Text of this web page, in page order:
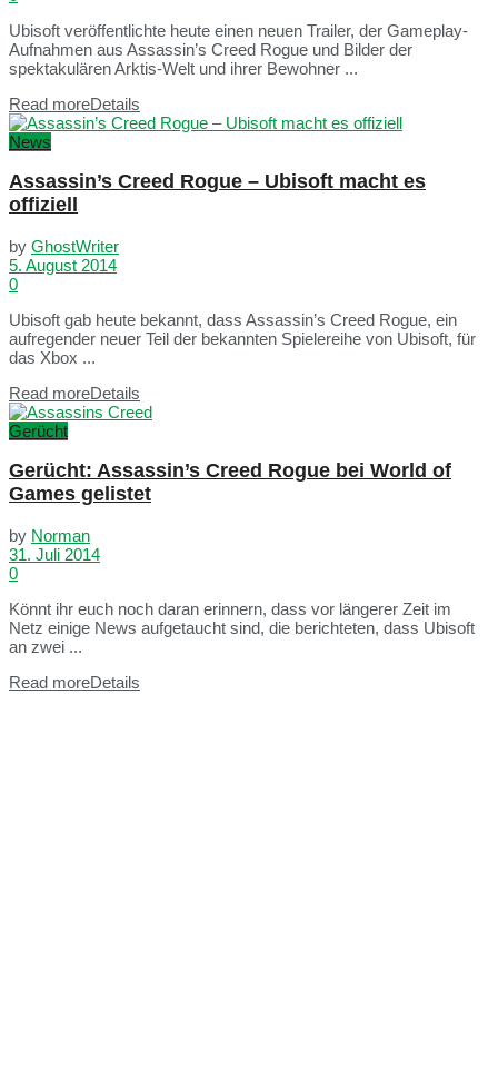
Ubisoft veröffentlichte heute einen neuen Trailer, der Gameplay-
Aufnahmen aus Assassin’s Creed Rogue und Bilder der
spektakulären Arktis-Welt und ihrer Bewohner ...
Read moreDetails
News
Assassin’s Creed Rogue – Ubisoft macht es
offiziell
by GhostWriter
5. August 2014
0
Ubisoft gab heute bekannt, dass Assassin’s Creed Rogue, ein
aufregender neuer Teil der bekannten Spielereihe von Ubisoft, für
das Xbox ...
Read moreDetails
Gerücht
Gerücht: Assassin’s Creed Rogue bei World of
Games gelistet
by Norman
31. Juli 2014
0
Könnt ihr euch noch daran erinnern, dass vor längerer Zeit im
Netz einige News aufgetaucht sind, die berichteten, dass Ubisoft
an zwei ...
Read moreDetails